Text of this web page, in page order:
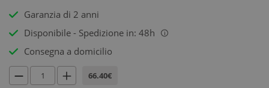
Garanzia di 2 anni
Disponibile - Spedizione in: 48h
i
Consegna a domicilio
66.40€